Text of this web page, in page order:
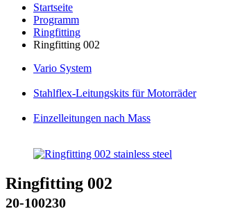
Startseite
Programm
Ringfitting
Ringfitting 002
Vario System
Stahlflex-Leitungskits für Motorräder
Einzelleitungen nach Mass
Ringfitting 002
20-100230